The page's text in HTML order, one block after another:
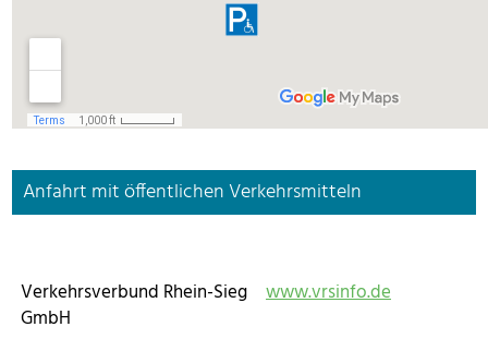
Anfahrt mit öffentlichen Verkehrsmitteln
Verkehrsverbund Rhein-Sieg
GmbH
www.vrsinfo.de